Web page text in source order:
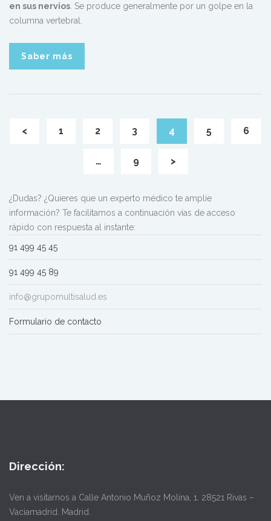
en sus nervios . Se produce generalmente por un golpe en la
columna vertebral.
Saber más
< 1 2 3 4 5 6
… 9 >
¿Dudas? ¿Quieres que un experto médico te amplíe
información? Te facilitamos a continuación vías de acceso
rápido con respuesta al instante:
91 499 45 45
91 499 45 89
info@grupomultisalud.es
Formulario de contacto
Dirección:
Ven a visitarnos a Calle Antonio Muñoz Molina, 1. 28521 Rivas –
Vaciamadrid. Madrid.